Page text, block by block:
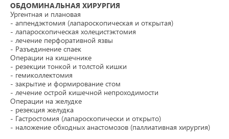
ОБДОМИНАЛЬНАЯ ХИРУРГИЯ
Ургентная и плановая
- аппендэктомия (лапароскопическая и открытая)
- лапароскопическая холецистэктомия
- лечение перфоративной язвы
- Разъединение спаек
Операции на кишечнике
- резекции тонкой и толстой кишки
- гемиколлектомия
- закрытие и формирование стом
- лечение острой кишечной непроходимости
Операции на желудке
- резекция желудка
- Гастростомия (лапароскопически и открыто)
- наложение обходных анастомозов (паллиативная хирургия)